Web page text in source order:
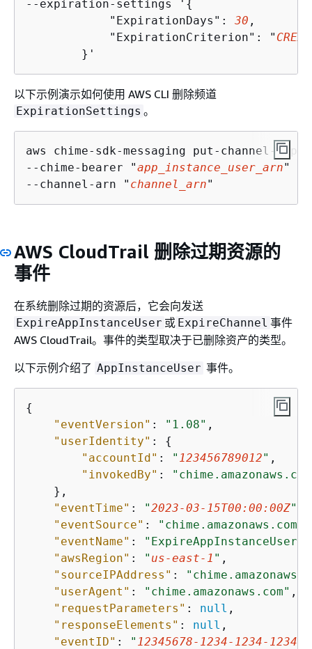
--expiration-settings ' {
            "ExpirationDays":
30 ,
            "ExpirationCriterion": "
        }'
以下示例演示如何使用 AWS CLI 删除频道
ExpirationSettings 。
aws chime-sdk-messaging put-channel-
--chime-bearer "app_instance_user_arn" \
--channel-arn " channel_arn"
AWS CloudTrail 删除过期资源的
事件
在系统删除过期的资源后，它会向发送
ExpireAppInstanceUser 或 ExpireChannel 事件
AWS CloudTrail。事件的类型取决于已删除资产的类型。
以下示例介绍了 AppInstanceUser 事件。
{
"eventVersion" : "1.08" ,
"userIdentity" : {
"accountId" : " 123456789012" ,
"invokedBy" :
    },
"eventTime" : "2023-03-15T00:00:00Z"
"eventSource" : "chime.amazonaws.com"
"eventName" : "ExpireAppInstanceUser"
"awsRegion" : " us-east-1 " ,
"sourceIPAddress" :
"userAgent" : "chime.amazonaws.com" ,
"requestParameters" : null ,
"responseElements" : null ,
"eventID" : " 12345678-1234-1234-1234-